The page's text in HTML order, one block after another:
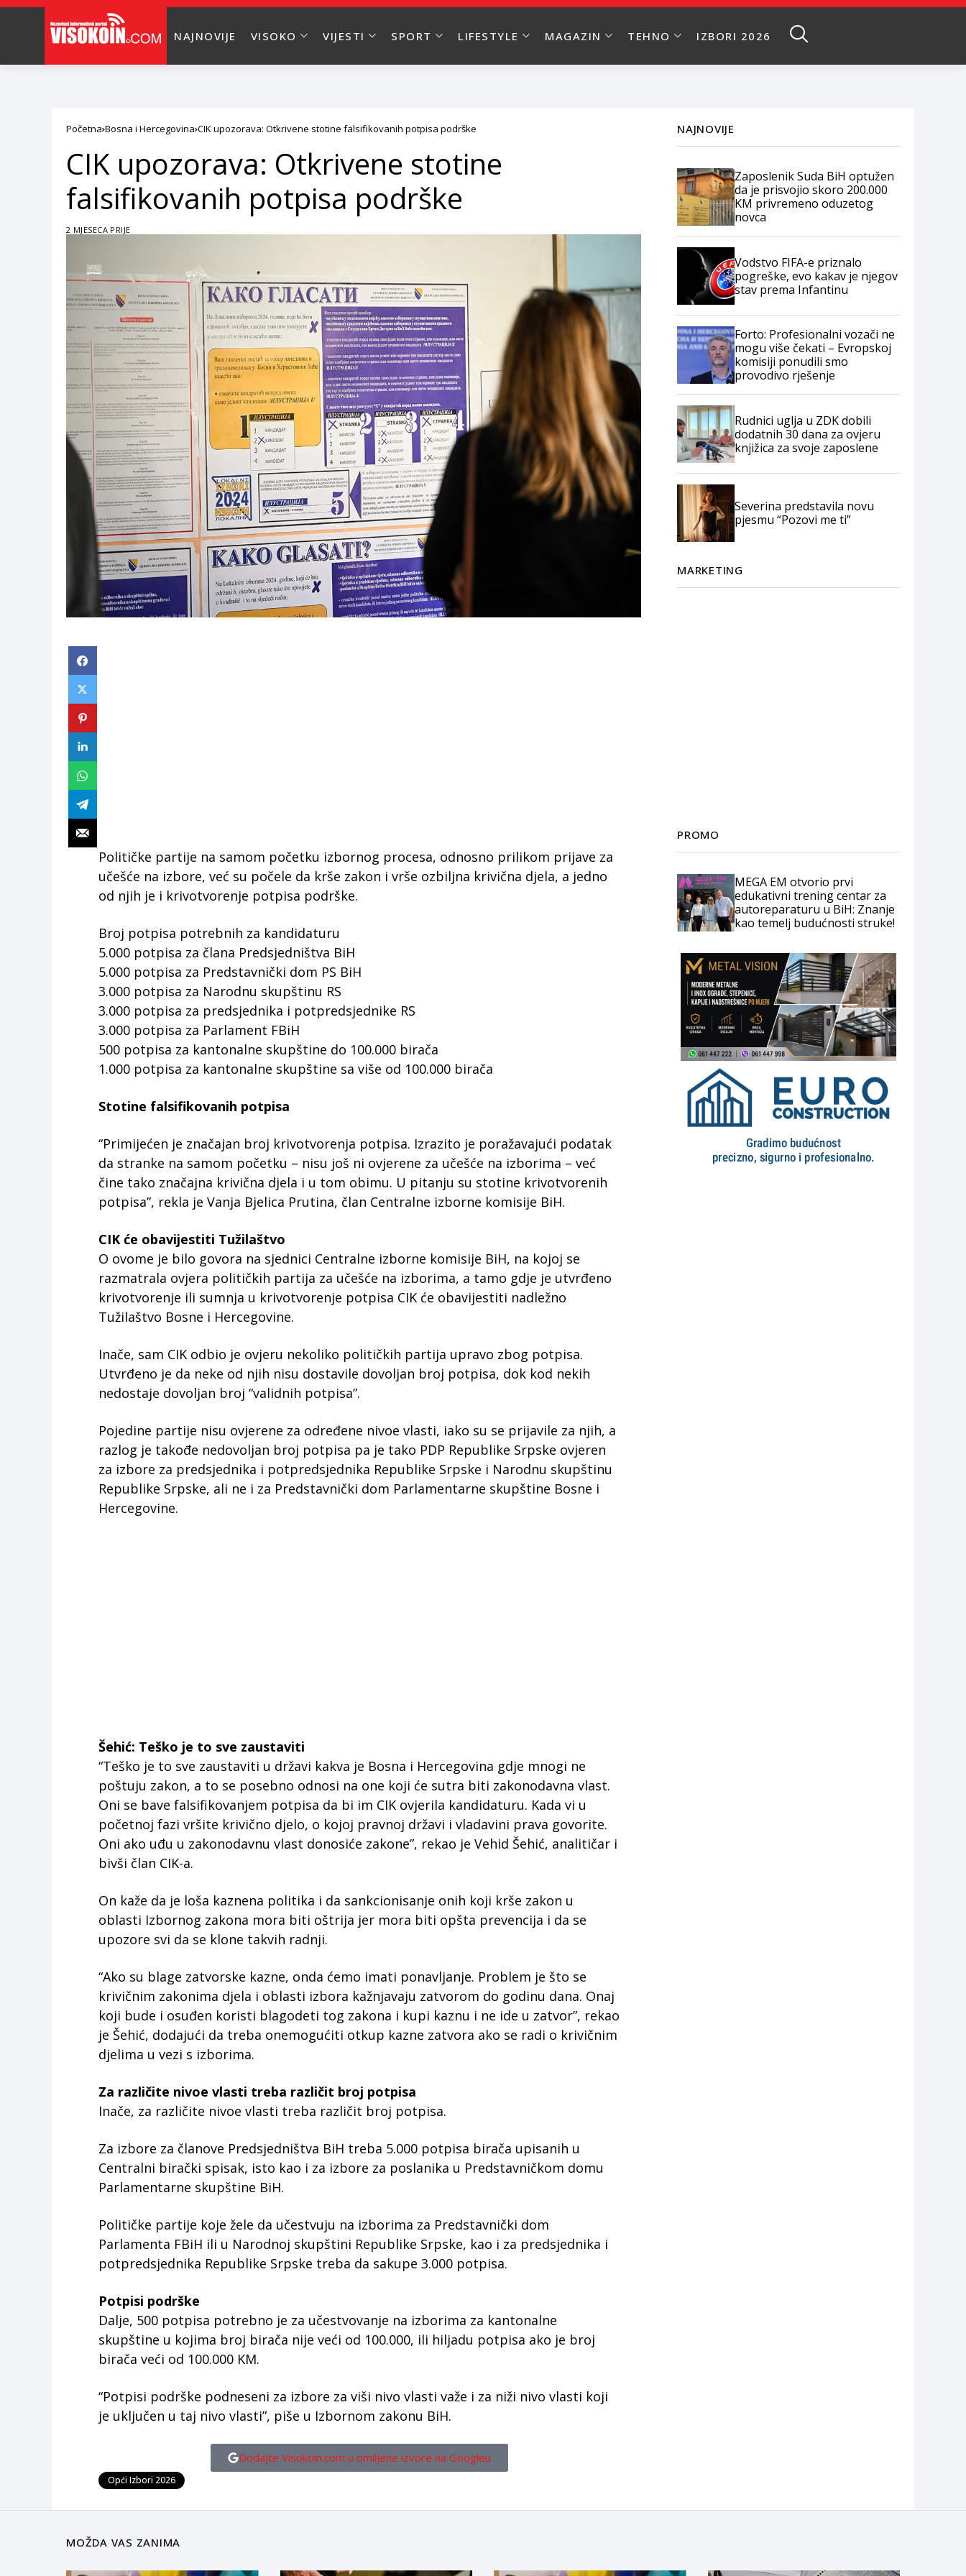
NAJNOVIJE VISOKO VIJESTI SPORT LIFESTYLE MAGAZIN TEHNO IZBORI 2026
Početna Bosna i Hercegovina CIK upozorava: Otkrivene stotine falsifikovanih potpisa podrške
CIK upozorava: Otkrivene stotine
falsifikovanih potpisa podrške
2 MJESECA PRIJE
Političke partije na samom početku izbornog procesa, odnosno prilikom prijave za
učešće na izbore, već su počele da krše zakon i vrše ozbiljna krivična djela, a jedno
od njih je i krivotvorenje potpisa podrške.
Broj potpisa potrebnih za kandidaturu
5.000 potpisa za člana Predsjedništva BiH
5.000 potpisa za Predstavnički dom PS BiH
3.000 potpisa za Narodnu skupštinu RS
3.000 potpisa za predsjednika i potpredsjednike RS
3.000 potpisa za Parlament FBiH
500 potpisa za kantonalne skupštine do 100.000 birača
1.000 potpisa za kantonalne skupštine sa više od 100.000 birača
Stotine falsifikovanih potpisa
“Primijećen je značajan broj krivotvorenja potpisa. Izrazito je poražavajući podatak
da stranke na samom početku – nisu još ni ovjerene za učešće na izborima – već
čine tako značajna krivična djela i u tom obimu. U pitanju su stotine krivotvorenih
potpisa”, rekla je Vanja Bjelica Prutina, član Centralne izborne komisije BiH.
CIK će obavijestiti Tužilaštvo
O ovome je bilo govora na sjednici Centralne izborne komisije BiH, na kojoj se
razmatrala ovjera političkih partija za učešće na izborima, a tamo gdje je utvrđeno
krivotvorenje ili sumnja u krivotvorenje potpisa CIK će obavijestiti nadležno
Tužilaštvo Bosne i Hercegovine.
Inače, sam CIK odbio je ovjeru nekoliko političkih partija upravo zbog potpisa.
Utvrđeno je da neke od njih nisu dostavile dovoljan broj potpisa, dok kod nekih
nedostaje dovoljan broj “validnih potpisa”.
Pojedine partije nisu ovjerene za određene nivoe vlasti, iako su se prijavile za njih, a
razlog je takođe nedovoljan broj potpisa pa je tako PDP Republike Srpske ovjeren
za izbore za predsjednika i potpredsjednika Republike Srpske i Narodnu skupštinu
Republike Srpske, ali ne i za Predstavnički dom Parlamentarne skupštine Bosne i
Hercegovine.
Šehić: Teško je to sve zaustaviti
“Teško je to sve zaustaviti u državi kakva je Bosna i Hercegovina gdje mnogi ne
poštuju zakon, a to se posebno odnosi na one koji će sutra biti zakonodavna vlast.
Oni se bave falsifikovanjem potpisa da bi im CIK ovjerila kandidaturu. Kada vi u
početnoj fazi vršite krivično djelo, o kojoj pravnoj državi i vladavini prava govorite.
Oni ako uđu u zakonodavnu vlast donosiće zakone”, rekao je Vehid Šehić, analitičar i
bivši član CIK-a.
On kaže da je loša kaznena politika i da sankcionisanje onih koji krše zakon u
oblasti Izbornog zakona mora biti oštrija jer mora biti opšta prevencija i da se
upozore svi da se klone takvih radnji.
“Ako su blage zatvorske kazne, onda ćemo imati ponavljanje. Problem je što se
krivičnim zakonima djela i oblasti izbora kažnjavaju zatvorom do godinu dana. Onaj
koji bude i osuđen koristi blagodeti tog zakona i kupi kaznu i ne ide u zatvor”, rekao
je Šehić, dodajući da treba onemogućiti otkup kazne zatvora ako se radi o krivičnim
djelima u vezi s izborima.
Za različite nivoe vlasti treba različit broj potpisa
Inače, za različite nivoe vlasti treba različit broj potpisa.
Za izbore za članove Predsjedništva BiH treba 5.000 potpisa birača upisanih u
Centralni birački spisak, isto kao i za izbore za poslanika u Predstavničkom domu
Parlamentarne skupštine BiH.
Političke partije koje žele da učestvuju na izborima za Predstavnički dom
Parlamenta FBiH ili u Narodnoj skupštini Republike Srpske, kao i za predsjednika i
potpredsjednika Republike Srpske treba da sakupe 3.000 potpisa.
Potpisi podrške
Dalje, 500 potpisa potrebno je za učestvovanje na izborima za kantonalne
skupštine u kojima broj birača nije veći od 100.000, ili hiljadu potpisa ako je broj
birača veći od 100.000 KM.
“Potpisi podrške podneseni za izbore za viši nivo vlasti važe i za niži nivo vlasti koji
je uključen u taj nivo vlasti”, piše u Izbornom zakonu BiH.
Dodajte Visokoin.com u omiljene izvore na Googleu
Opći Izbori 2026
NAJNOVIJE
Zaposlenik Suda BiH optužen
da je prisvojio skoro 200.000
KM privremeno oduzetog
novca
Vodstvo FIFA-e priznalo
pogreške, evo kakav je njegov
stav prema Infantinu
Forto: Profesionalni vozači ne
mogu više čekati – Evropskoj
komisiji ponudili smo
provodivo rješenje
Rudnici uglja u ZDK dobili
dodatnih 30 dana za ovjeru
knjižica za svoje zaposlene
Severina predstavila novu
pjesmu “Pozovi me ti”
MARKETING
PROMO
MEGA EM otvorio prvi
edukativni trening centar za
autoreparaturu u BiH: Znanje
kao temelj budućnosti struke!
MOŽDA VAS ZANIMA